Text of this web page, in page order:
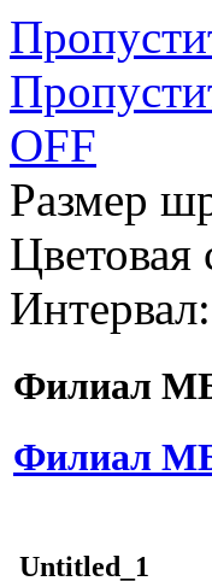
OFF
Размер
Цветовая
Интервал:
Филиал
Филиал
Untitled_1